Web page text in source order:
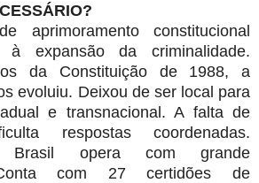
aprimoramento constitucional
expansão da criminalidade.
da Constituição de 1988, a
evoluiu. Deixou de ser local para
e transnacional. A falta de
respostas coordenadas.
Brasil opera com grande
Conta com 27 certidões de